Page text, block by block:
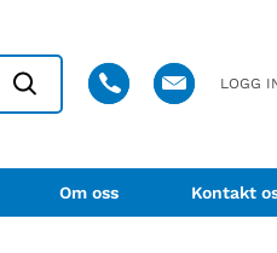
LOGG
Om oss Kontakt